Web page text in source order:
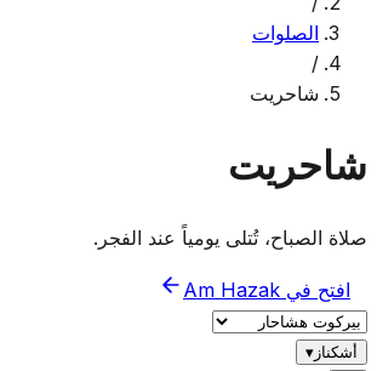
الصلوات
/
شاحريت
شاحريت
صلاة الصباح، تُتلى يومياً عند الفجر.
افتح في Am Hazak
أشكناز ▾